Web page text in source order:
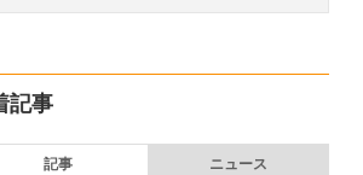
記事
記事 ニュース